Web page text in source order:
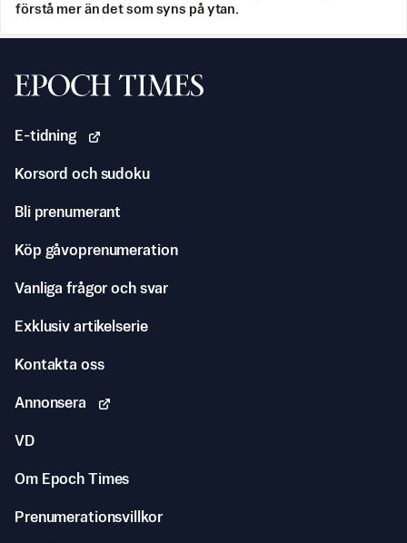
förstå mer än det som syns på ytan.
Svenska Epoch Times
E-tidning
Korsord och sudoku
Bli prenumerant
Köp gåvoprenumeration
Vanliga frågor och svar
Exklusiv artikelserie
Kontakta oss
Annonsera
VD
Om Epoch Times
Prenumerationsvillkor